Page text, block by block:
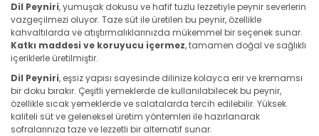
Dil Peyniri, yumuşak dokusu ve hafif tuzlu lezzetiyle peynir severlerin
vazgeçilmezi oluyor. Taze süt ile üretilen bu peynir, özellikle
kahvaltılarda ve atıştırmalıklarınızda mükemmel bir seçenek sunar.
Katkı maddesi ve koruyucu içermez, tamamen doğal ve sağlıklı
içeriklerle üretilmiştir.
Dil Peyniri, eşsiz yapısı sayesinde dilinize kolayca erir ve kremamsı
bir doku bırakır. Çeşitli yemeklerde de kullanılabilecek bu peynir,
özellikle sıcak yemeklerde ve salatalarda tercih edilebilir. Yüksek
kaliteli süt ve geleneksel üretim yöntemleri ile hazırlanarak
sofralarınıza taze ve lezzetli bir alternatif sunar.